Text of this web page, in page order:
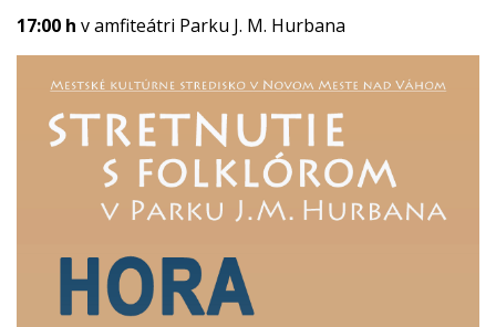
17:00 h v amfiteátri Parku J. M. Hurbana